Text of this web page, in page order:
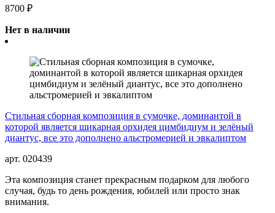
8700 ₽
Нет в наличии
Стильная сборная композиция в сумочке, доминантой в
которой является шикарная орхидея цимбидиум и зелёный
диантус, все это дополнено альстромерией и эвкалиптом
арт. 020439
Эта композиция станет прекрасным подарком для любого
случая, будь то день рождения, юбилей или просто знак
внимания.